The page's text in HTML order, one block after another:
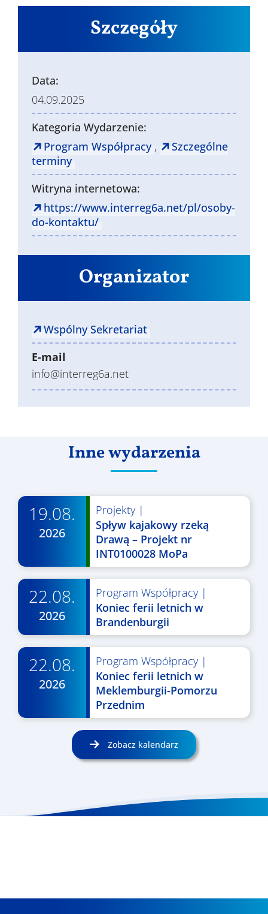
Szczegóły
Data:
04.09.2025
Kategoria Wydarzenie:
Program Współpracy ,
Szczególne
terminy
Witryna internetowa:
https://www.interreg6a.net/pl/osoby-
do-kontaktu/
Organizator
Wspólny Sekretariat
E-mail
info@interreg6a.net
Inne wydarzenia
19.08.
2026
Projekty|
Spływ kajakowy rzeką
Drawą – Projekt nr
INT0100028 MoPa
22.08.
2026
Program Współpracy|
Koniec ferii letnich w
Brandenburgii
22.08.
2026
Program Współpracy|
Koniec ferii letnich w
Meklemburgii-Pomorzu
Przednim
Zobacz kalendarz